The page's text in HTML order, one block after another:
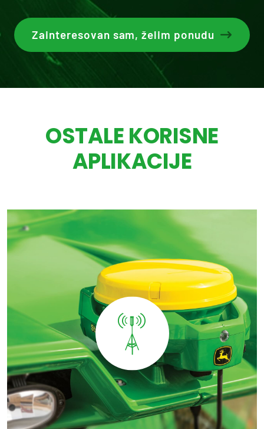
Zainteresovan sam, želim ponudu
OSTALE KORISNE
APLIKACIJE